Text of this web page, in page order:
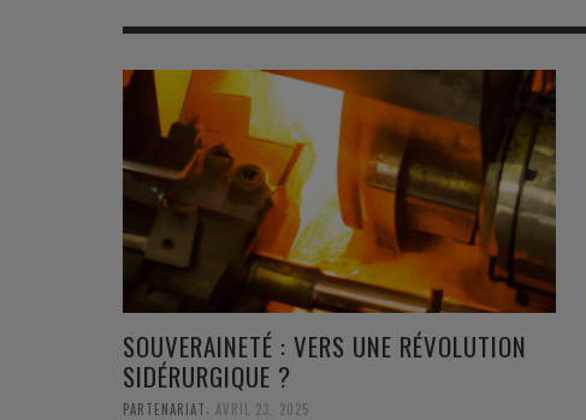
SOUTIEN SANTÉ
SOUTIEN CARBURANT
MCO
FORMATION/ ENTRAÎNEMENT
INDUSTRIES
ARMÉES ÉTRANGÈRES
FORMATION/ ENTRAÎNEMENT
INDUSTRIES
ARMÉES ÉTRANGÈRES
FORMATION/ ENTRAÎNEMENT
INDUSTRIES
ARMÉES ÉTRANGÈRES
AUTONOMIE
SPORT
SÉCURITÉ
FORCES
SOUVERAINETÉ : VERS UNE RÉVOLUTION
SIDÉRURGIQUE ?
PARTENARIAT AVRIL 23, 2025